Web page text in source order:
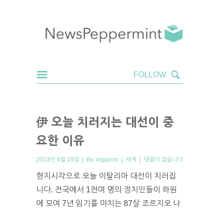
伊 오늘 치러지는 대선이 중
요한 이유
2013년 4월 18일 | By: ingppoo | 세계 | 댓글이 없습니다
현지시각으로 오늘 이탈리아 대선이 치러집
니다. 전국에서 1천여 명의 정치인들이 하원
에 모여 7년 임기를 마치는 87살 조르지오 나